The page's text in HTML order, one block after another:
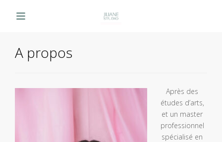
A propos
Après des
études d’arts,
et un master
professionnel
spécialisé en